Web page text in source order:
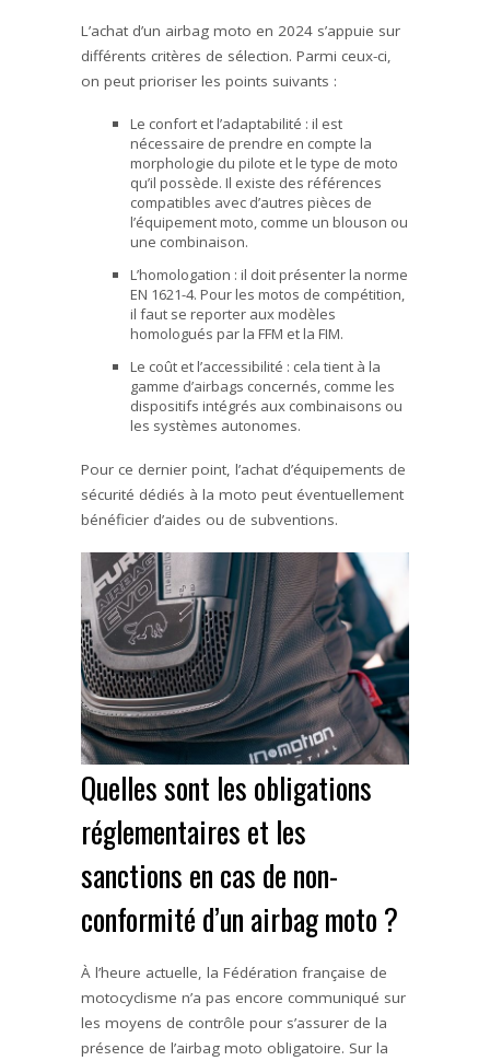
L’achat d’un airbag moto en 2024 s’appuie sur
différents critères de sélection. Parmi ceux-ci,
on peut prioriser les points suivants :
Le confort et l’adaptabilité : il est
nécessaire de prendre en compte la
morphologie du pilote et le type de moto
qu’il possède. Il existe des références
compatibles avec d’autres pièces de
l’équipement moto, comme un blouson ou
une combinaison.
L’homologation : il doit présenter la norme
EN 1621-4. Pour les motos de compétition,
il faut se reporter aux modèles
homologués par la FFM et la FIM.
Le coût et l’accessibilité : cela tient à la
gamme d’airbags concernés, comme les
dispositifs intégrés aux combinaisons ou
les systèmes autonomes.
Pour ce dernier point, l’achat d’équipements de
sécurité dédiés à la moto peut éventuellement
bénéficier d’aides ou de subventions.
Quelles sont les obligations
réglementaires et les
sanctions en cas de non-
conformité d’un airbag moto ?
À l’heure actuelle, la Fédération française de
motocyclisme n’a pas encore communiqué sur
les moyens de contrôle pour s’assurer de la
présence de l’airbag moto obligatoire. Sur la